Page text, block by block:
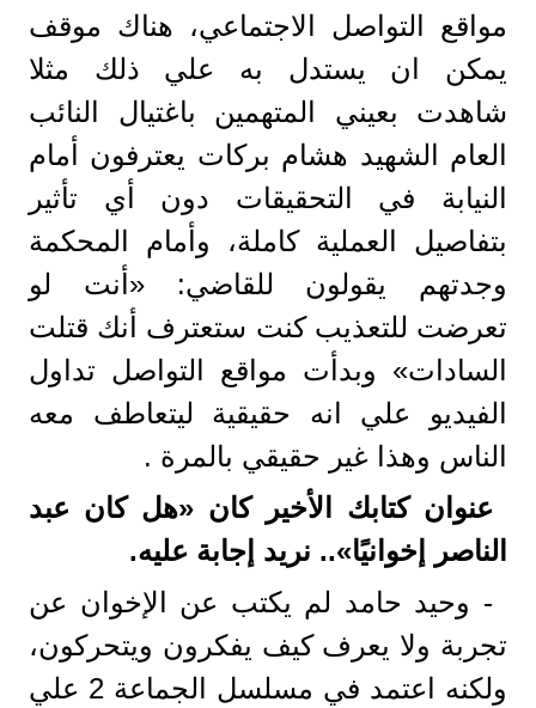
مواقع التواصل الاجتماعي، هناك موقف
يمكن ان يستدل به علي ذلك مثلا
شاهدت بعيني المتهمين باغتيال النائب
العام الشهيد هشام بركات يعترفون أمام
النيابة في التحقيقات دون أي تأثير
بتفاصيل العملية كاملة، وأمام المحكمة
وجدتهم يقولون للقاضي: «أنت لو
تعرضت للتعذيب كنت ستعترف أنك قتلت
السادات» وبدأت مواقع التواصل تداول
الفيديو علي انه حقيقية ليتعاطف معه
الناس وهذا غير حقيقي بالمرة .
عنوان كتابك الأخير كان «هل كان عبد
الناصر إخوانيًا».. نريد إجابة عليه.
- وحيد حامد لم يكتب عن الإخوان عن
تجربة ولا يعرف كيف يفكرون ويتحركون،
ولكنه اعتمد في مسلسل الجماعة 2 علي